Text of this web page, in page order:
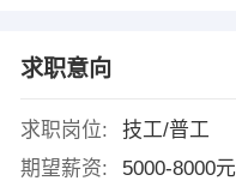
求职意向
求职岗位:
技工/普工
期望薪资:
5000-8000元